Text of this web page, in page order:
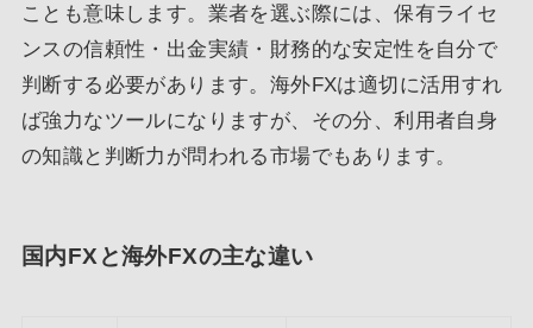
ことも意味します。業者を選ぶ際には、保有ライセ
ンスの信頼性・出金実績・財務的な安定性を自分で
判断する必要があります。海外FXは適切に活用すれ
ば強力なツールになりますが、その分、利用者自身
の知識と判断力が問われる市場でもあります。
国内FXと海外FXの主な違い